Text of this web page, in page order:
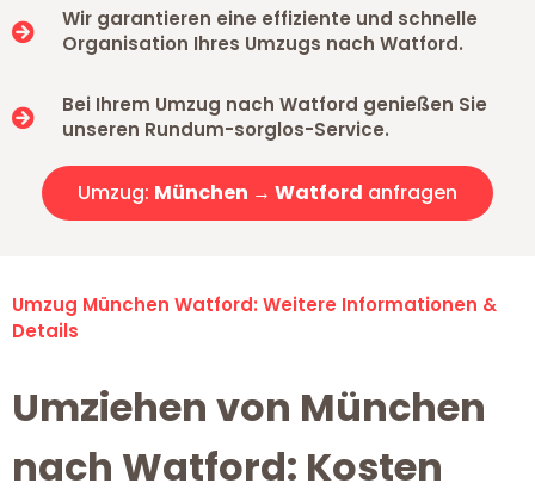
Wir garantieren eine effiziente und schnelle
Organisation Ihres Umzugs nach Watford.
Bei Ihrem Umzug nach Watford genießen Sie
unseren Rundum-sorglos-Service.
Umzug: München → Watford anfragen
Umzug München Watford: Weitere Informationen &
Details
Umziehen von München
nach Watford: Kosten